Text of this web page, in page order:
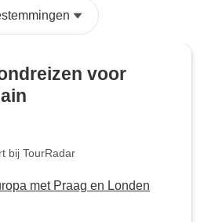
voor
bij TourRadar
met Praag en Londen